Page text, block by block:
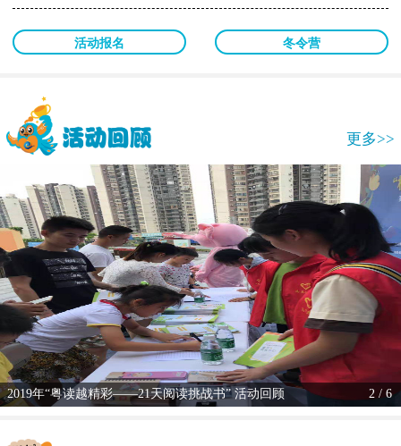
活动报名 冬令营
更多>>
2019年“粤读越精彩——21天阅读挑战书” 活动回顾 2 / 6